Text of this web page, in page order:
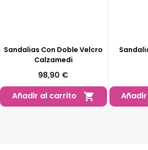
Sandalias Con Doble Velcro
Calzamedi
98,90 €
Añadir al carrito
